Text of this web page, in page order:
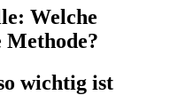
Welche
wichtig ist